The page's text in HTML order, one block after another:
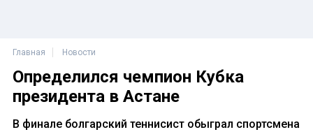
Главная Новости
Определился чемпион Кубка
президента в Астане
В финале болгарский теннисист обыграл спортсмена